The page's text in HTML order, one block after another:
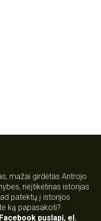
mažai girdėtas Antrojo
neįtikėtinas istorijas
patektų į istorijos
ką papasakoti?
Facebook puslapį, el.